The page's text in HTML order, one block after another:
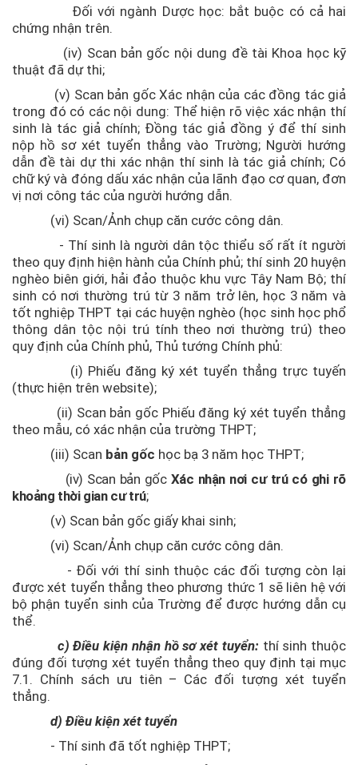
Đối với ngành Dược học: bắt buộc có cả hai
chứng nhận trên.
(iv) Scan bản gốc nội dung đề tài Khoa học kỹ
thuật đã dự thi;
(v) Scan bản gốc Xác nhận của các đồng tác giả
trong đó có các nội dung: Thể hiện rõ việc xác nhận thí
sinh là tác giả chính; Đồng tác giả đồng ý để thí sinh
nộp hồ sơ xét tuyển thẳng vào Trường; Người hướng
dẫn đề tài dự thi xác nhận thí sinh là tác giả chính; Có
chữ ký và đóng dấu xác nhận của lãnh đạo cơ quan, đơn
vị nơi công tác của người hướng dẫn.
(vi) Scan/Ảnh chụp căn cước công dân.
- Thí sinh là người dân tộc thiểu số rất ít người
theo quy định hiện hành của Chính phủ; thí sinh 20 huyện
nghèo biên giới, hải đảo thuộc khu vực Tây Nam Bộ; thí
sinh có nơi thường trú từ 3 năm trở lên, học 3 năm và
tốt nghiệp THPT tại các huyện nghèo (học sinh học phổ
thông dân tộc nội trú tính theo nơi thường trú) theo
quy định của Chính phủ, Thủ tướng Chính phủ:
(i) Phiếu đăng ký xét tuyển thẳng trực tuyến
(thực hiện trên website);
(ii) Scan bản gốc Phiếu đăng ký xét tuyển thẳng
theo mẫu, có xác nhận của trường THPT;
(iii) Scan bản gốc học bạ 3 năm học THPT;
(iv) Scan bản gốc Xác nhận nơi cư trú có ghi rõ
khoảng thời gian cư trú;
(v) Scan bản gốc giấy khai sinh;
(vi) Scan/Ảnh chụp căn cước công dân.
- Đối với thí sinh thuộc các đối tượng còn lại
được xét tuyển thẳng theo phương thức 1 sẽ liên hệ với
bộ phận tuyển sinh của Trường để được hướng dẫn cụ
thể.
c) Điều kiện nhận hồ sơ xét tuyển: thí sinh thuộc
đúng đối tượng xét tuyển thẳng theo quy định tại mục
7.1. Chính sách ưu tiên – Các đối tượng xét tuyển
thẳng.
d) Điều kiện xét tuyển
- Thí sinh đã tốt nghiệp THPT;